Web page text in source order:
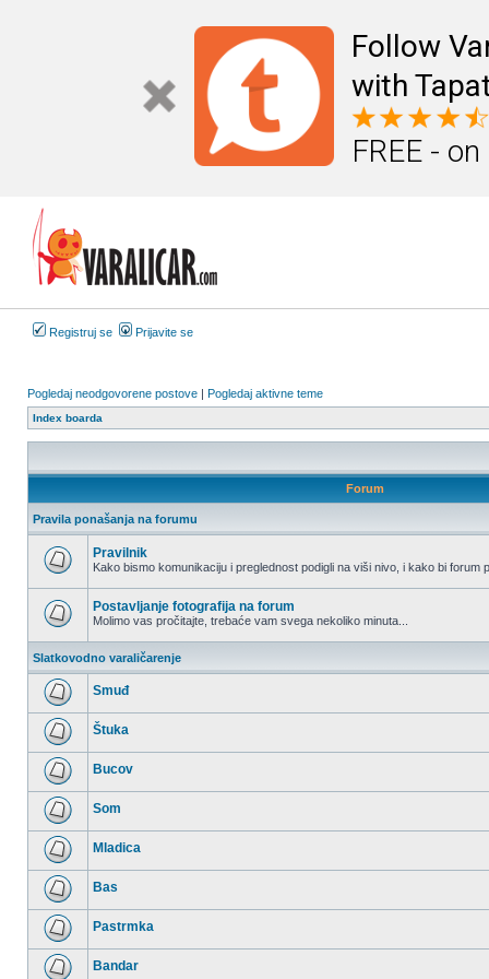
Follow
with
FREE -
Registruj se Prijavite se
Pogledaj neodgovorene postove | Pogledaj aktivne teme
Index boarda
Forum
Pravila ponašanja na forumu
nepročitanih
postova
Pravilnik
Kako bismo komunikaciju i preglednost podigli na viši nivo, i kako bi forum
nepročitanih
postova
Postavljanje fotografija na forum
Molimo vas pročitajte, trebaće vam svega nekoliko minuta...
Slatkovodno varaličarenje
Nema
nepročitanih
postova
Smuđ
Nema
nepročitanih
postova
Štuka
Nema
nepročitanih
postova
Bucov
Nema
nepročitanih
postova
Som
Nema
nepročitanih
postova
Mladica
Nema
nepročitanih
postova
Bas
Nema
nepročitanih
postova
Pastrmka
Bandar